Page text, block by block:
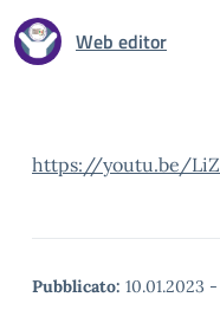
Web editor
https://youtu.be/
Pubblicato: 10.01.2023 -